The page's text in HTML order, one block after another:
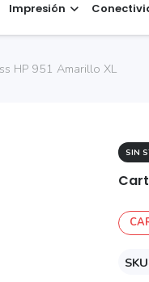
Impresión
HP 951 Amarillo XL
SIN